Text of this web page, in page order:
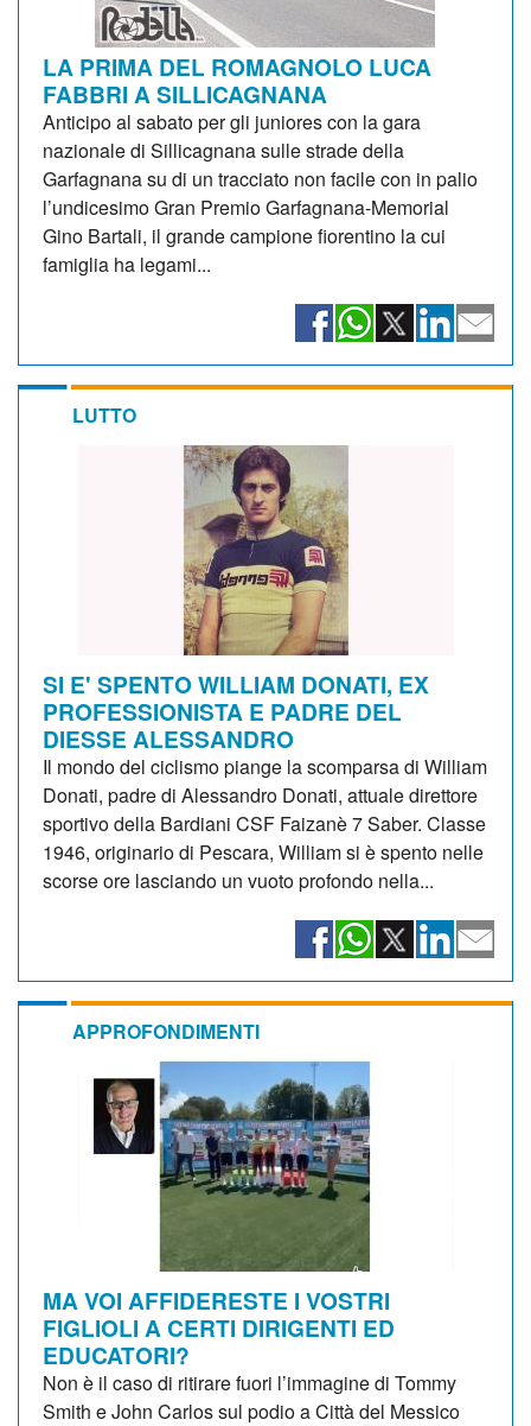
LA PRIMA DEL ROMAGNOLO LUCA
FABBRI A SILLICAGNANA
Anticipo al sabato per gli juniores con la gara
nazionale di Sillicagnana sulle strade della
Garfagnana su di un tracciato non facile con in palio
l’undicesimo Gran Premio Garfagnana-Memorial
Gino Bartali, il grande campione fiorentino la cui
famiglia ha legami...
LUTTO
SI E' SPENTO WILLIAM DONATI, EX
PROFESSIONISTA E PADRE DEL
DIESSE ALESSANDRO
Il mondo del ciclismo piange la scomparsa di William
Donati, padre di Alessandro Donati, attuale direttore
sportivo della Bardiani CSF Faizanè 7 Saber. Classe
1946, originario di Pescara, William si è spento nelle
scorse ore lasciando un vuoto profondo nella...
APPROFONDIMENTI
MA VOI AFFIDERESTE I VOSTRI
FIGLIOLI A CERTI DIRIGENTI ED
EDUCATORI?
Non è il caso di ritirare fuori l’immagine di Tommy
Smith e John Carlos sul podio a Città del Messico